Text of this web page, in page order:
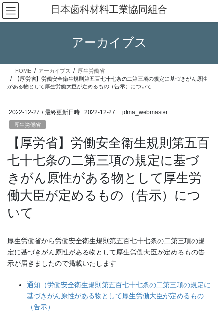
コ
ン
テ
ス
ナ
ビ
ゲ
ン
日本歯科材料工業協同組合
アーカイブス
HOME アーカイブス
厚生労働省
【厚労省】労働安全衛生規則第五百七十七条の二第三項の規定に基づきがん原性
がある物として厚生労働大臣が定めるもの（告示）について
2022-12-27 / 最終更新日時 : 2022-12-27 jdma_webmaster
厚生労働省
【厚労省】労働安全衛生規則第五百
七十七条の二第三項の規定に基づ
きがん原性がある物として厚生労
働大臣が定めるもの（告示）につ
いて
厚生労働省から労働安全衛生規則第五百七十七条の二第三項の規
定に基づきがん原性がある物として厚生労働大臣が定めるもの告
示が届きましたので掲載いたします
通知（労働安全衛生規則第五百七十七条の二第三項の規定に
基づきがん原性がある物として厚生労働大臣が定めるもの
（告示）